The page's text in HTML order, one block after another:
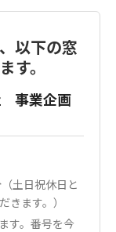
以下の窓
す。
事業企画
土日祝休日と
ます。）
す。番号を今